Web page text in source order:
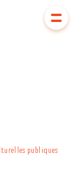
publiques